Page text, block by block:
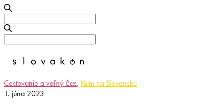
for:
Cestovanie a voľný čas, Kam na Slovensku
1. júna 2023